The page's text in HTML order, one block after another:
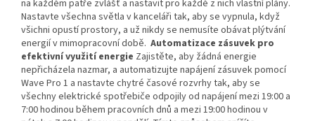
na každém patře zvlášť a nastavit pro každé z nich vlastní plány.
Nastavte všechna světla v kanceláři tak, aby se vypnula, když
všichni opustí prostory, a už nikdy se nemusíte obávat plýtvání
energií v mimopracovní době. Automatizace zásuvek pro
efektivní využití energie Zajistěte, aby žádná energie
nepřicházela nazmar, a automatizujte napájení zásuvek pomocí
Wave Pro 1 a nastavte chytré časové rozvrhy tak, aby se
všechny elektrické spotřebiče odpojily od napájení mezi 19:00 a
7:00 hodinou během pracovních dnů a mezi 19:00 hodinou v